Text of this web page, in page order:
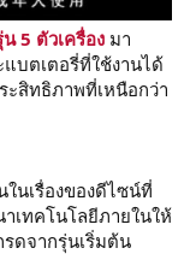
5 ตัวเครื่อง มา
บตเตอรี่ที่ใช้งานได้
สิทธิภาพที่เหนือกว่า
ในเรื่องของดีไซน์ที่
เทคโนโลยีภายในให้
รดจากรุ่นเริ่มต้น